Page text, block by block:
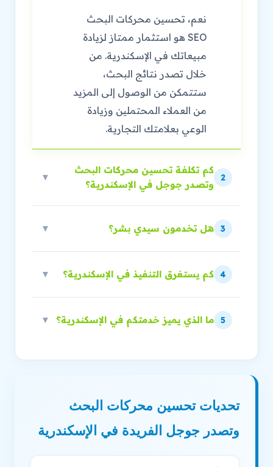
نعم، تحسين محركات البحث
SEO هو استثمار ممتاز لزيادة
مبيعاتك في الإسكندرية. من
خلال تصدر نتائج البحث،
ستتمكن من الوصول إلى المزيد
من العملاء المحتملين وزيادة
الوعي بعلامتك التجارية.
2
كم تكلفة تحسين محركات البحث
وتصدر جوجل في الإسكندرية؟
▼
3 هل تخدمون سيدي بشر؟ ▼
4 كم يستغرق التنفيذ في الإسكندرية؟ ▼
5 ما الذي يميز خدمتكم في الإسكندرية؟ ▼
تحديات تحسين محركات البحث
وتصدر جوجل الفريدة في الإسكندرية